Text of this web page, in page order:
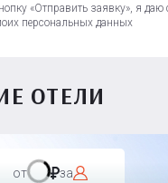
«Отправить заявку», я даю
персональных данных
ОТЕЛИ
от за